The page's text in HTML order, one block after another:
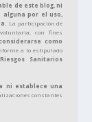
de este blog, ni
por el uso,
La participación de
con fines
como
a lo estipulado
Sanitarios
ni establece una
constantes